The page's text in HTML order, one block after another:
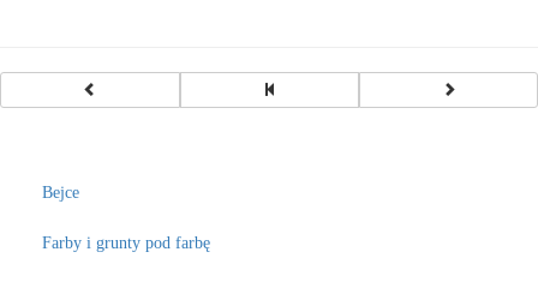
Bejce
Farby i grunty pod farbę